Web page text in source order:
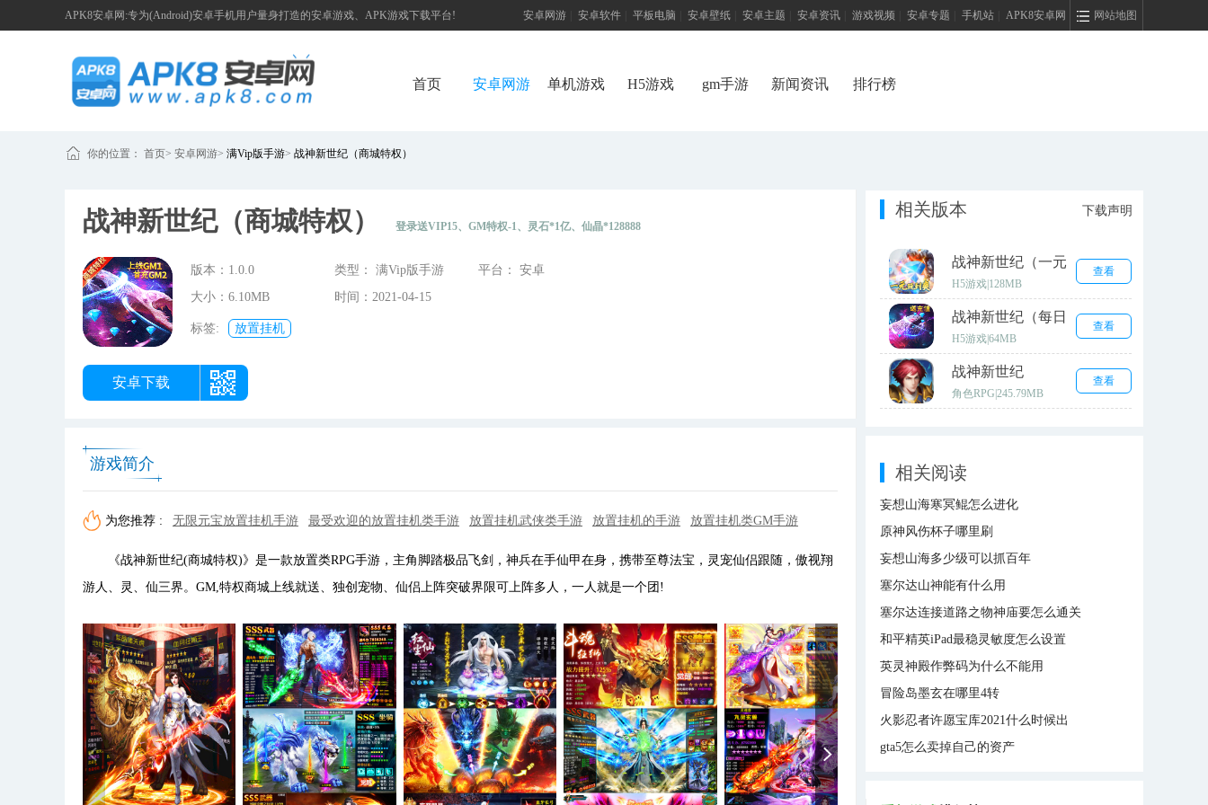
APK8安卓网:专为(Android)安卓手机用户量身打造的安卓游戏、APK游戏下载平台! 网站地图
安卓网游 安卓软件 平板电脑 安卓壁纸 安卓主题 安卓资讯 游戏视频 安卓专题 手机站 APK8安卓网
首页 安卓网游 单机游戏 H5游戏 gm手游 新闻资讯 排行榜
你的位置： 首页> 安卓网游> 满Vip版手游> 战神新世纪（商城特权）
战神新世纪（商城特权） 登录送VIP15、GM特权-1、灵石*1亿、仙晶*128888
版本：1.0.0 类型： 满Vip版手游
平台： 安卓
大小：6.10MB
时间：2021-04-15
标签: 放置挂机
安卓下载
游戏简介
为您推荐 : 无限元宝放置挂机手游 最受欢迎的放置挂机类手游 放置挂机武侠类手游 放置挂机的手游 放置挂机类GM手游
《战神新世纪(商城特权)》是一款放置类RPG手游，主角脚踏极品飞剑，神兵在手仙甲在身，携带至尊法宝，灵宠仙侣跟随，傲视翔
游人、灵、仙三界。GM,特权商城上线就送、独创宠物、仙侣上阵突破界限可上阵多人，一人就是一个团!
相关版本 下载声明
战神新世纪（一元
商城特权）
H5游戏 128MB
查看
战神新世纪（每日
送30充值）
H5游戏64MB
查看
战神新世纪
角色RPG 245.79MB
查看
相关阅读
妄想山海寒冥鲲怎么进化
原神风伤杯子哪里刷
妄想山海多少级可以抓百年
塞尔达山神能有什么用
塞尔达连接道路之物神庙要怎么通关
和平精英iPad最稳灵敏度怎么设置
英灵神殿作弊码为什么不能用
冒险岛墨玄在哪里4转
火影忍者许愿宝库2021什么时候出
gta5怎么卖掉自己的资产